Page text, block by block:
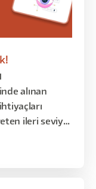
alınan
ileri seviye